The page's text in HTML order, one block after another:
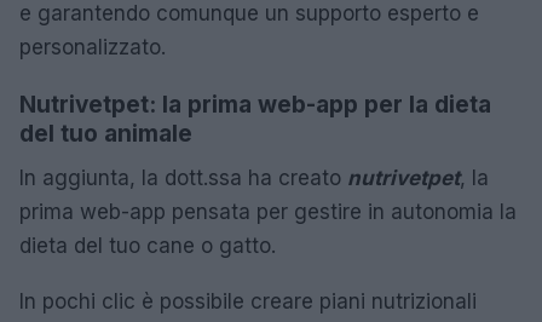
e garantendo comunque un supporto esperto e
personalizzato.
Nutrivetpet: la prima web-app per la dieta
del tuo animale
In aggiunta, la dott.ssa ha creato nutrivetpet, la
prima web-app pensata per gestire in autonomia la
dieta del tuo cane o gatto.
In pochi clic è possibile creare piani nutrizionali